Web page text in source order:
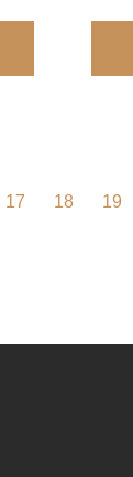
17 18 19